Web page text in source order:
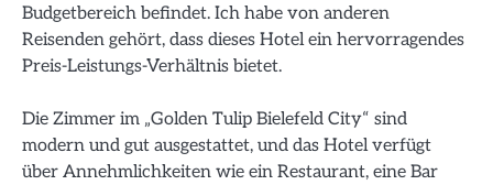
Budgetbereich befindet. Ich habe von anderen
Reisenden gehört, dass dieses Hotel ein hervorragendes
Preis-Leistungs-Verhältnis bietet.
Die Zimmer im „Golden Tulip Bielefeld City“ sind
modern und gut ausgestattet, und das Hotel verfügt
über Annehmlichkeiten wie ein Restaurant, eine Bar